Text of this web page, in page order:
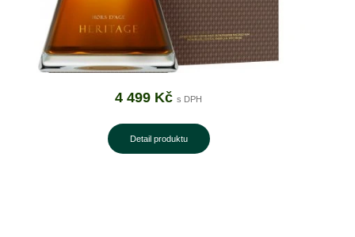
4 499 Kč
Detail produktu